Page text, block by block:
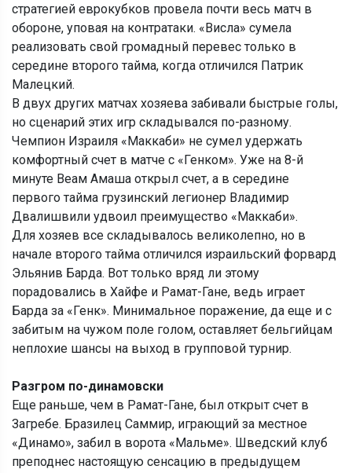
стратегией еврокубков провела почти весь матч в
обороне, уповая на контратаки. «Висла» сумела
реализовать свой громадный перевес только в
середине второго тайма, когда отличился Патрик
Малецкий.
В двух других матчах хозяева забивали быстрые голы,
но сценарий этих игр складывался по-разному.
Чемпион Израиля «Маккаби» не сумел удержать
комфортный счет в матче с «Генком». Уже на 8-й
минуте Веам Амаша открыл счет, а в середине
первого тайма грузинский легионер Владимир
Двалишвили удвоил преимущество «Маккаби».
Для хозяев все складывалось великолепно, но в
начале второго тайма отличился израильский форвард
Эльянив Барда. Вот только вряд ли этому
порадовались в Хайфе и Рамат-Гане, ведь играет
Барда за «Генк». Минимальное поражение, да еще и с
забитым на чужом поле голом, оставляет бельгийцам
неплохие шансы на выход в групповой турнир.
Разгром по-динамовски
Еще раньше, чем в Рамат-Гане, был открыт счет в
Загребе. Бразилец Саммир, играющий за местное
«Динамо», забил в ворота «Мальме». Шведский клуб
преподнес настоящую сенсацию в предыдущем